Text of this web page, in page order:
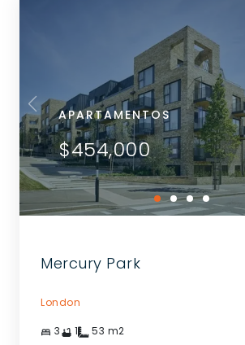
APARTAMENTOS
$454,000
Mercury Park
London
3 1 53 m2